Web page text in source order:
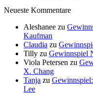
Neueste Kommentare
Aleshanee zu
Kaufman
Claudia zu
Tilly zu Gewinnspiel
Viola Petersen zu
X. Chang
Tanja zu
Lee